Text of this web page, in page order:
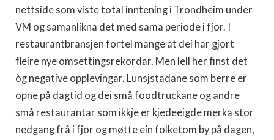
nettside som viste total inntening i Trondheim under
VM og samanlikna det med sama periode i fjor. I
restaurantbransjen fortel mange at dei har gjort
fleire nye omsettingsrekordar. Men lell her finst det
òg negative opplevingar. Lunsjstadane som berre er
opne på dagtid og dei små foodtruckane og andre
små restaurantar som ikkje er kjedeeigde merka stor
nedgang frå i fjor og møtte ein folketom by på dagen,